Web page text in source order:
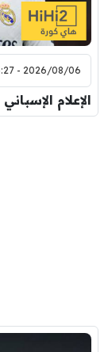
2026/08/06 - 03:27
الإعلام